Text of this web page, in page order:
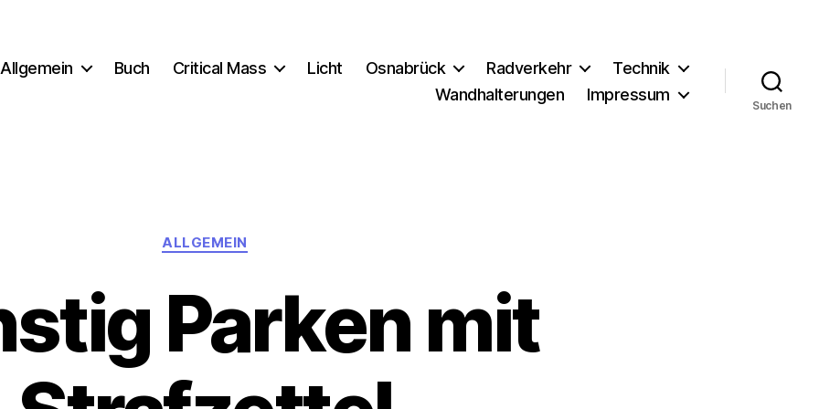
Allgemein Buch Critical Mass Licht Osnabrück Radverkehr
Technik
Wandhalterungen
Impressum
Suchen
Kategorien
ALLGEMEIN
Parken mit